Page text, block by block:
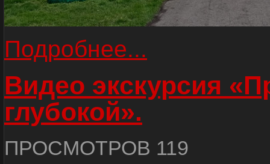
Подробнее...
Видео экскурсия
глубокой».
ПРОСМОТРОВ 119